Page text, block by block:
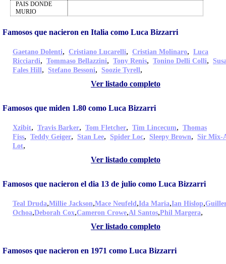
PAIS DONDE
MURIO
Famosos que nacieron en Italia como Luca Bizzarri
Gaetano Dolenti, Cristiano Lucarelli, Cristian Molinaro, Luca
Ricciardi, Tommaso Bellazzini, Tony Renis, Tonino Delli Colli,
Fales Hill, Stefano Bessoni, Soozie Tyrell,
Ver listado completo
Famosos que miden 1.80 como Luca Bizzarri
Xzibit, Travis Barker, Tom Fletcher, Tim Lincecum, Thomas
Fiss, Teddy Geiger, Stan Lee, Spider Loc, Sleepy Brown, Sir Mix-
Lot,
Ver listado completo
Famosos que nacieron el dia 13 de julio como Luca Bizzarri
Teal Druda,Millie Jackson,Mace Neufeld,Ida Maria,Ian Hislop,
Ochoa,Deborah Cox,Cameron Crowe,Al Santos,Phil Margera,
Ver listado completo
Famosos que nacieron en 1971 como Luca Bizzarri